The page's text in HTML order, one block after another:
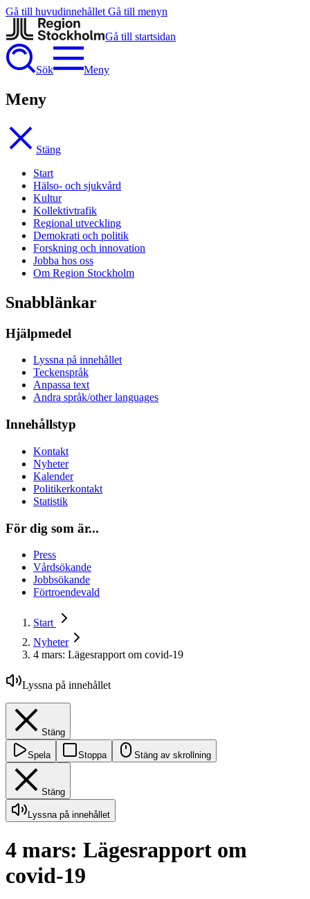
Gå till huvudinnehållet Gå till menyn
Gå till startsidan
Sök Meny
Meny
Stäng
Start
Hälso- och sjukvård
Kultur
Kollektivtrafik
Regional utveckling
Demokrati och politik
Forskning och innovation
Jobba hos oss
Om Region Stockholm
Snabblänkar
Hjälpmedel
Lyssna på innehållet
Teckenspråk
Anpassa text
Andra språk/other languages
Innehållstyp
Kontakt
Nyheter
Kalender
Politikerkontakt
Statistik
För dig som är...
Press
Vårdsökande
Jobbsökande
Förtroendevald
Start
Nyheter
4 mars: Lägesrapport om covid-19
Lyssna på innehållet
Stäng
Spela Stoppa Stäng av skrollning
Stäng
Lyssna på innehållet
4 mars: Lägesrapport om
covid-19